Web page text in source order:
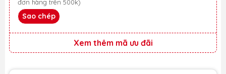
đơn hàng trên 500k)
Sao chép
Xem thêm mã ưu đãi